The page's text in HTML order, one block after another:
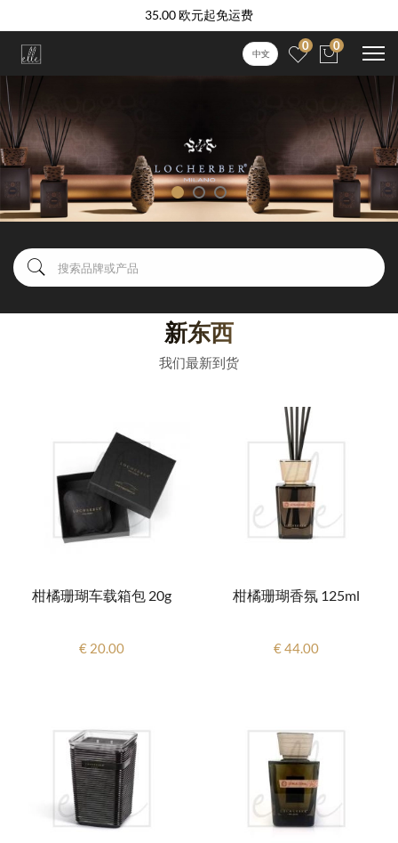
35.00 欧元起免运费
中文
0 0
新东西
我们最新到货
柑橘珊瑚车载箱包 20g
€ 20.00
柑橘珊瑚香氛 125ml
€ 44.00